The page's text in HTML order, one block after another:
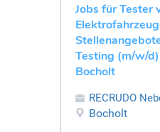
Jobs für Tester
Testing (m/w/
Bocholt
RECRUDO
Bocholt